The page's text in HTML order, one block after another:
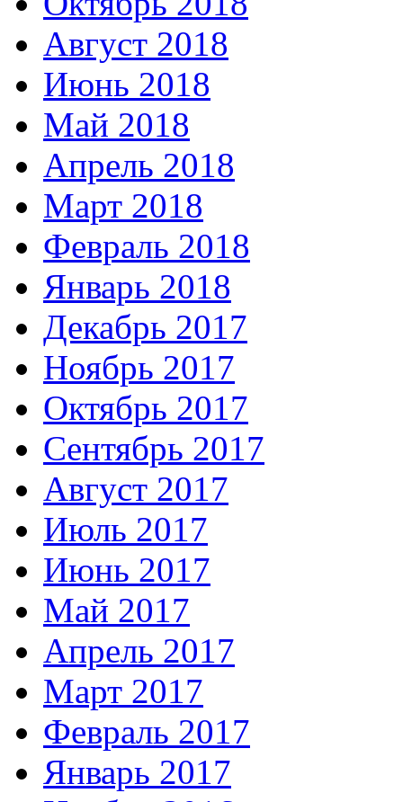
Август 2018
Июнь 2018
Май 2018
Апрель 2018
Март 2018
Февраль 2018
Январь 2018
Декабрь 2017
Ноябрь 2017
Октябрь 2017
Сентябрь 2017
Август 2017
Июль 2017
Июнь 2017
Май 2017
Апрель 2017
Март 2017
Февраль 2017
Январь 2017